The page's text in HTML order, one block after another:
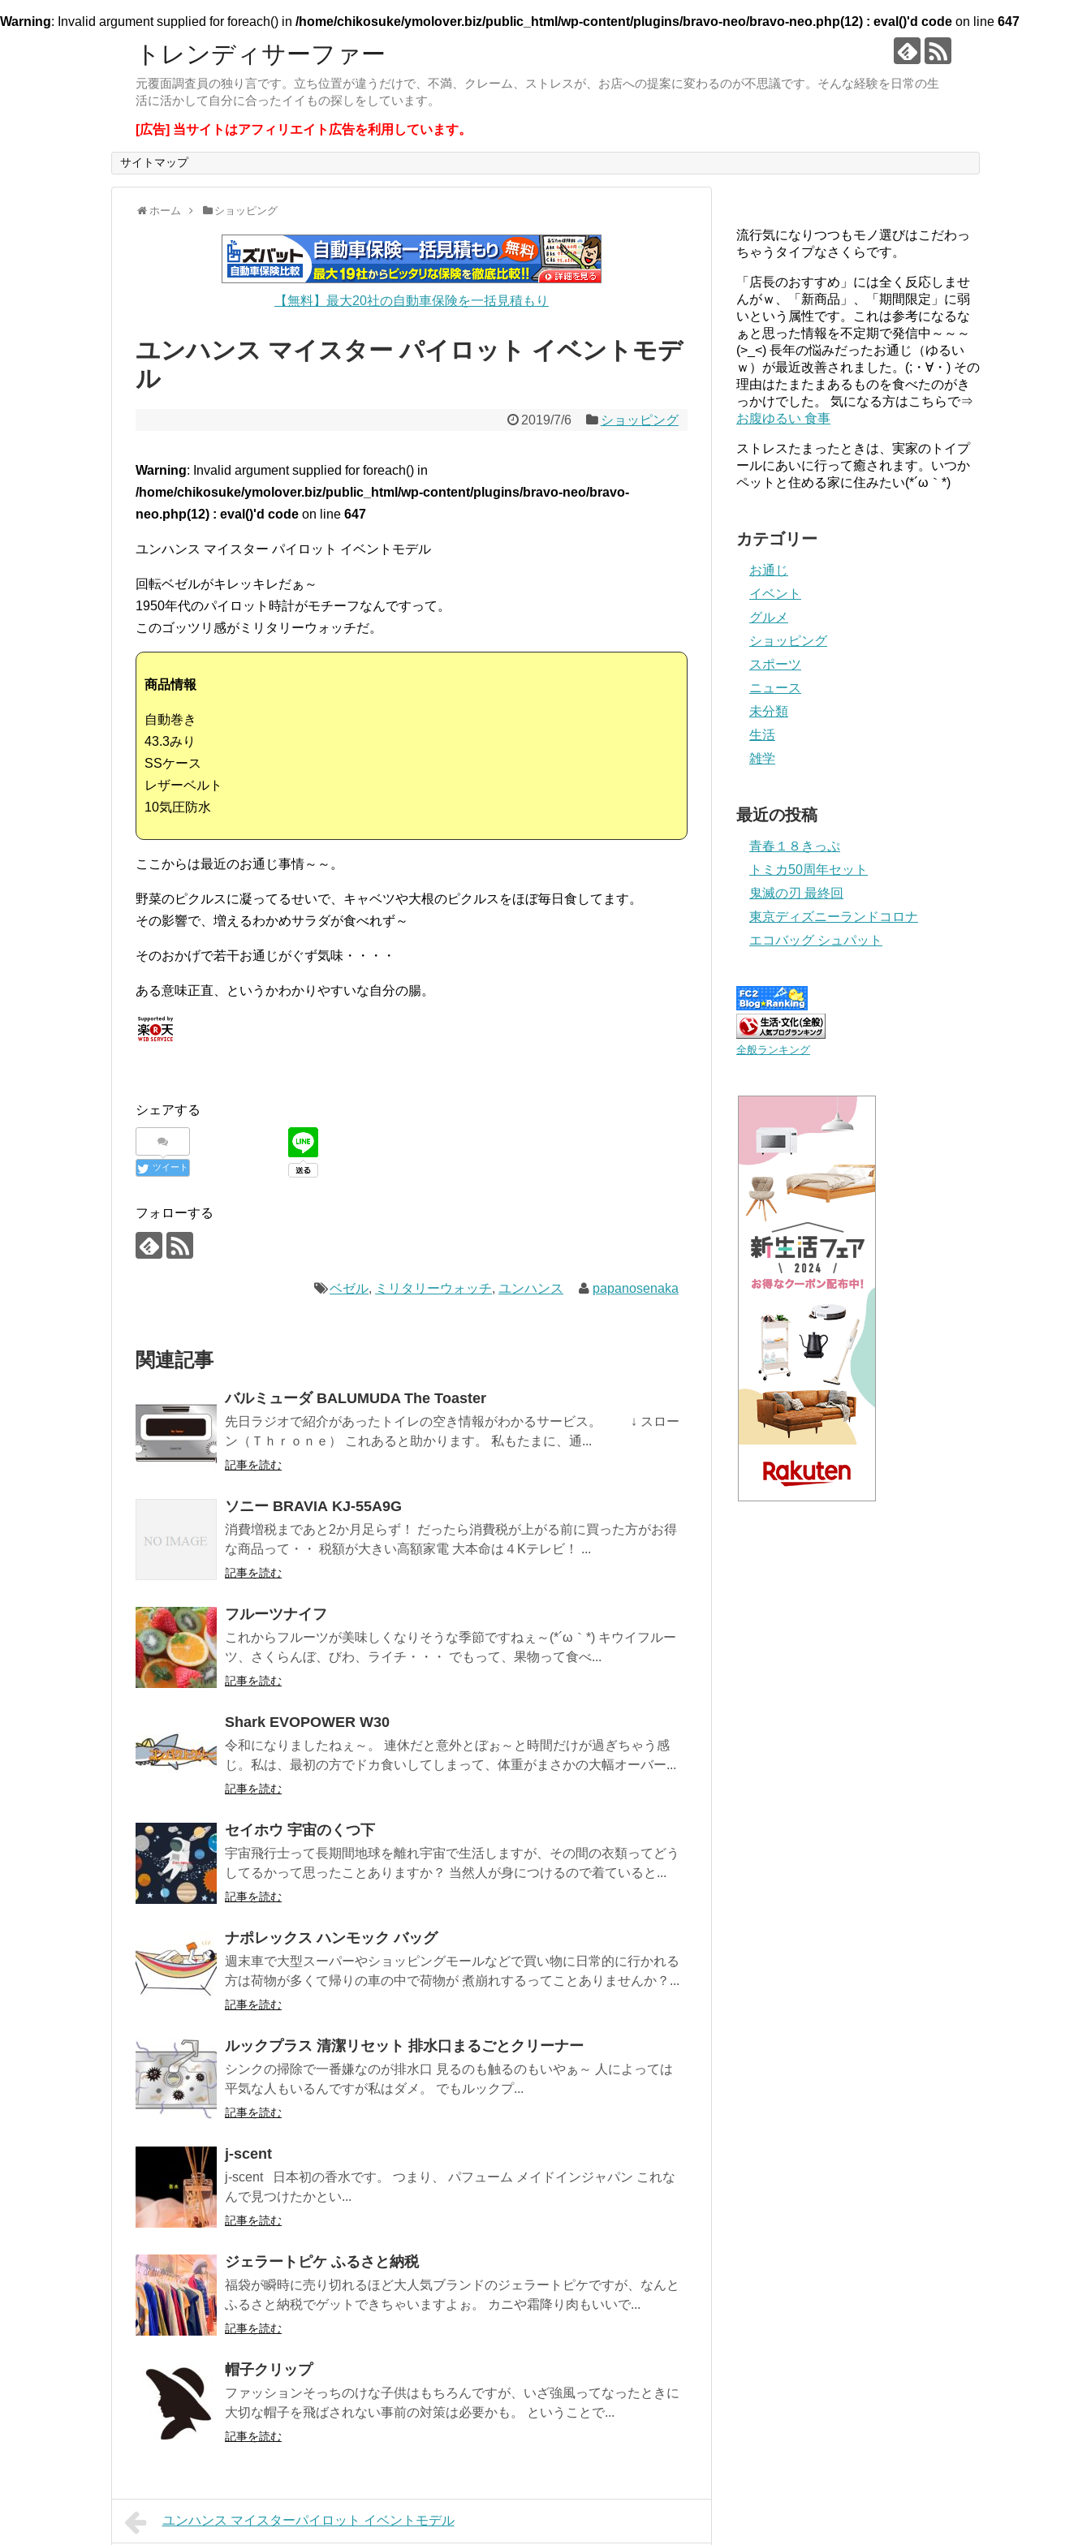
Warning: Invalid argument supplied for foreach() in /home/chikosuke/ymolover.biz/public_html/wp-content/plugins/bravo-neo/bravo-neo.php(12) : eval()'d code on line 647
トレンディサーファー
元覆面調査員の独り言です。立ち位置が違うだけで、不満、クレーム、ストレスが、お店への提案に変わるのが不思議です。そんな経験を日常の生
活に活かして自分に合ったイイもの探しをしています。
[広告] 当サイトはアフィリエイト広告を利用しています。
サイトマップ
ホーム ショッピング
【無料】最大20社の自動車保険を一括見積もり
ユンハンス マイスター パイロット イベントモデ
ル
2019/7/6 ショッピング
Warning: Invalid argument supplied for foreach() in
/home/chikosuke/ymolover.biz/public_html/wp-content/plugins/bravo-neo/bravo-
neo.php(12) : eval()'d code on line 647
ユンハンス マイスター パイロット イベントモデル
回転ベゼルがキレッキレだぁ～
1950年代のパイロット時計がモチーフなんですって。
このゴッツリ感がミリタリーウォッチだ。
商品情報
自動巻き
43.3みり
SSケース
レザーベルト
10気圧防水
ここからは最近のお通じ事情～～。
野菜のピクルスに凝ってるせいで、キャベツや大根のピクルスをほぼ毎日食してます。
その影響で、増えるわかめサラダが食べれず～
そのおかげで若干お通じがぐず気味・・・・
ある意味正直、というかわかりやすいな自分の腸。
シェアする
ツイート
フォローする
ベゼル, ミリタリーウォッチ,ユンハンス papanosenaka
関連記事
バルミューダ BALUMUDA The Toaster
先日ラジオで紹介があったトイレの空き情報がわかるサービス。 ↓ スロー
ン（Ｔｈｒｏｎｅ） これあると助かります。 私もたまに、通...
記事を読む
ソニー BRAVIA KJ-55A9G
消費増税まであと2か月足らず！ だったら消費税が上がる前に買った方がお得
な商品って・・ 税額が大きい高額家電 大本命は４Kテレビ！ ...
記事を読む
フルーツナイフ
これからフルーツが美味しくなりそうな季節ですねぇ～(*´ω｀*) キウイフルー
ツ、さくらんぼ、びわ、ライチ・・・ でもって、果物って食べ...
記事を読む
Shark EVOPOWER W30
令和になりましたねぇ～。 連休だと意外とぼぉ～と時間だけが過ぎちゃう感
じ。私は、最初の方でドカ食いしてしまって、体重がまさかの大幅オーバー...
記事を読む
セイホウ 宇宙のくつ下
宇宙飛行士って長期間地球を離れ宇宙で生活しますが、その間の衣類ってどう
してるかって思ったことありますか？ 当然人が身につけるので着ていると...
記事を読む
ナポレックス ハンモック バッグ
週末車で大型スーパーやショッピングモールなどで買い物に日常的に行かれる
方は荷物が多くて帰りの車の中で荷物が 煮崩れするってことありませんか？...
記事を読む
ルックプラス 清潔リセット 排水口まるごとクリーナー
シンクの掃除で一番嫌なのが排水口 見るのも触るのもいやぁ～ 人によっては
平気な人もいるんですが私はダメ。 でもルックプ...
記事を読む
j-scent
j-scent 日本初の香水です。 つまり、 パフューム メイドインジャパン これな
んで見つけたかとい...
記事を読む
ジェラートピケ ふるさと納税
福袋が瞬時に売り切れるほど大人気ブランドのジェラートピケですが、なんと
ふるさと納税でゲットできちゃいますよぉ。 カニや霜降り肉もいいで...
記事を読む
帽子クリップ
ファッションそっちのけな子供はもちろんですが、いざ強風ってなったときに
大切な帽子を飛ばされない事前の対策は必要かも。 ということで...
記事を読む
ユンハンス マイスターパイロット イベントモデル
流行気になりつつもモノ選びはこだわっ
ちゃうタイプなさくらです。
「店長のおすすめ」には全く反応しませ
んがｗ、「新商品」、「期間限定」に弱
いという属性です。これは参考になるな
ぁと思った情報を不定期で発信中～～～
(>_<) 長年の悩みだったお通じ（ゆるい
ｗ）が最近改善されました。(;・∀・) その
理由はたまたまあるものを食べたのがき
っかけでした。 気になる方はこちらで⇒
お腹ゆるい 食事
ストレスたまったときは、実家のトイプ
ールにあいに行って癒されます。いつか
ペットと住める家に住みたい(*´ω｀*)
カテゴリー
お通じ
イベント
グルメ
ショッピング
スポーツ
ニュース
未分類
生活
雑学
最近の投稿
青春１８きっぷ
トミカ50周年セット
鬼滅の刃 最終回
東京ディズニーランドコロナ
エコバッグ シュパット
全般ランキング